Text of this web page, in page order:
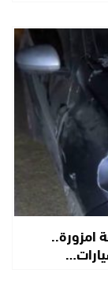
امزورة..